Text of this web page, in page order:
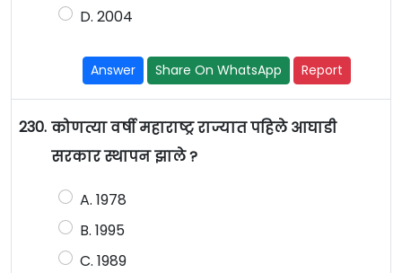
D. 2004
Answer Share On WhatsApp Report
230. कोणत्या वर्षी महाराष्ट्र राज्यात पहिले आघाडी
सरकार स्थापन झाले ?
A. 1978
B. 1995
C. 1989